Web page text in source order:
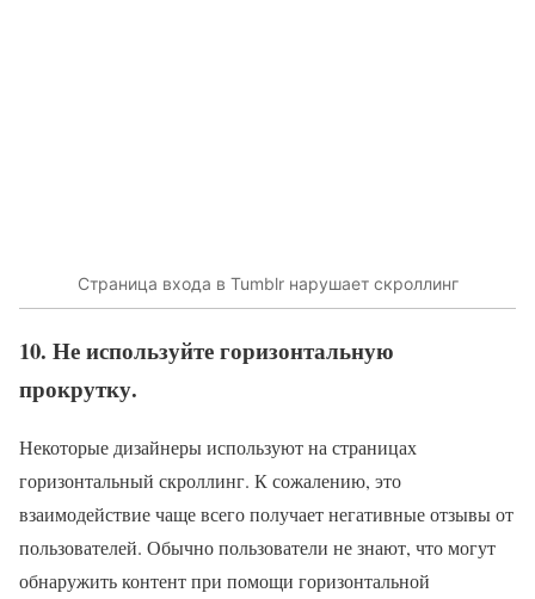
Страница входа в Tumblr нарушает скроллинг
10. Не используйте горизонтальную
прокрутку.
Некоторые дизайнеры используют на страницах
горизонтальный скроллинг. К сожалению, это
взаимодействие чаще всего получает негативные отзывы от
пользователей. Обычно пользователи не знают, что могут
обнаружить контент при помощи горизонтальной